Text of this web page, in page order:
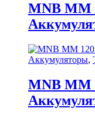
MNB MM
Аккумуляторы,
MNB MM